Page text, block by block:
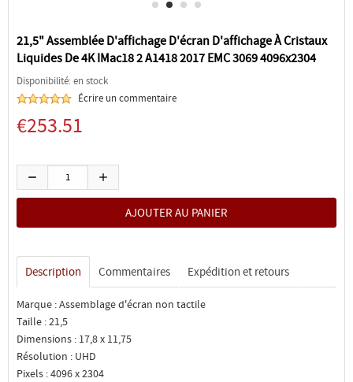
21,5" Assemblée D'affichage D'écran D'affichage À Cristaux
Liquides De 4K IMac18 2 A1418 2017 EMC 3069 4096x2304
Disponibilité: en stock
Écrire un commentaire
€253.51
Description Commentaires Expédition et retours
Marque : Assemblage d'écran non tactile
Taille : 21,5
Dimensions : 17,8 x 11,75
Résolution : UHD
Pixels : 4096 x 2304